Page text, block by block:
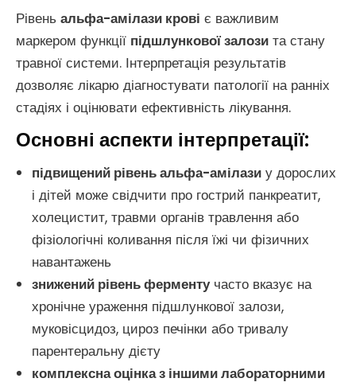
Рівень альфа-амілази крові є важливим
маркером функції підшлункової залози та стану
травної системи. Інтерпретація результатів
дозволяє лікарю діагностувати патології на ранніх
стадіях і оцінювати ефективність лікування.
Основні аспекти інтерпретації:
підвищений рівень альфа-амілази у дорослих
і дітей може свідчити про гострий панкреатит,
холецистит, травми органів травлення або
фізіологічні коливання після їжі чи фізичних
навантажень
знижений рівень ферментучасто вказує на
хронічне ураження підшлункової залози,
муковісцидоз, цироз печінки або тривалу
парентеральну дієту
комплексна оцінка з іншими лабораторними